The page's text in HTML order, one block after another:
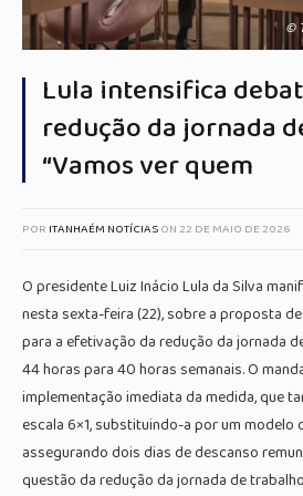
©
Lula intensifica
redução da jornada
“Vamos ver quem
POR ITANHAÉM NOTÍCIASON22 DE MAIO DE 2026
O presidente Luiz Inácio Lula da Silva
nesta sexta-feira (22), sobre a proposta
para a efetivação da redução da jornada
44 horas para 40 horas semanais. O
implementação imediata da medida, que
escala 6×1, substituindo-a por um modelo
assegurando dois dias de descanso
questão da redução da jornada de